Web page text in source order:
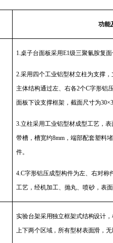
功能
1.桌子台面板采用E1级三聚氰胺复
2.采用四个工业铝型材立柱为支撑
主体结构通过左、右各2个C字形铝
面板下设支撑框架，截面尺寸为30×
3.立柱采用工业铝型材成型工艺，
带槽，槽宽约8mm ，端部配套塑料
件。
4.C字形铝压成型构件为左、右对称
工艺，经机加工、抛丸、喷砂，表
实验台架采用独立框架式结构设计
上下两个区域，所有型材表面滑，